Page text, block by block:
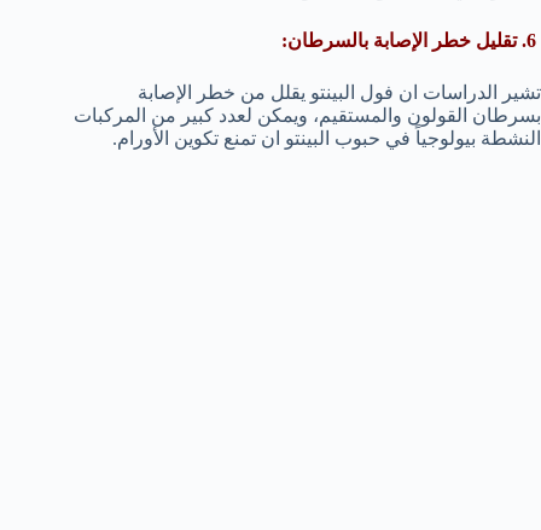
تشير الدراسات ان فول البينتو يقلل من خطر الإصابة
بسرطان القولون والمستقيم، ويمكن لعدد كبير من المركبات
النشطة بيولوجياً في حبوب البينتو ان تمنع تكوين الأورام.